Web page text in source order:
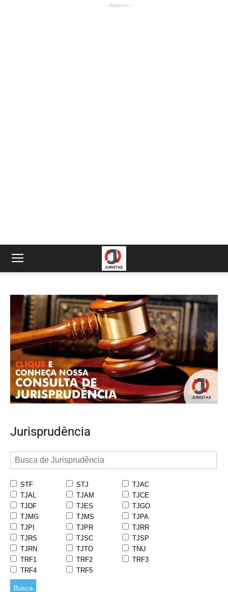
- Anúncio -
Jurisprudência
STF STJ
TJAC
TJAL
TJAM
TJCE
TJDF
TJES
TJGO
TJMG
TJMS
TJPA
TJPI
TJPR
TJRR
TJRS
TJSC
TJSP
TJRN
TJTO
TNU
TRF1
TRF2
TRF3
TRF4
TRF5
Busca